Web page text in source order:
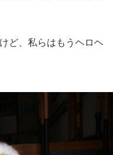
ど、私らはもうヘロヘ